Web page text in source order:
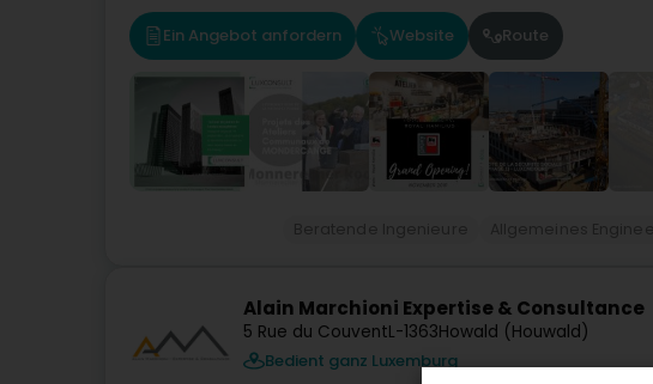
Ein Angebot anfordern Website Route
Alain Marchioni Expertise & Consultance
5 Rue du CouventL-1363Howald (Houwald)
Bedient ganz Luxemburg